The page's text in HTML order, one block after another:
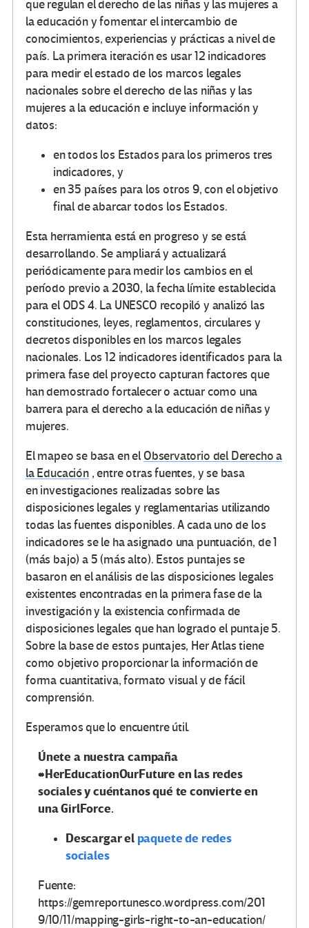
que regulan el derecho de las niñas y las mujeres a
la educación y fomentar el intercambio de
conocimientos, experiencias y prácticas a nivel de
país. La primera iteración es usar 12 indicadores
para medir el estado de los marcos legales
nacionales sobre el derecho de las niñas y las
mujeres a la educación e incluye información y
datos:
en todos los Estados para los primeros tres
indicadores, y
en 35 países para los otros 9, con el objetivo
final de abarcar todos los Estados.
Esta herramienta está en progreso y se está
desarrollando. Se ampliará y actualizará
periódicamente para medir los cambios en el
período previo a 2030, la fecha límite establecida
para el ODS 4. La UNESCO recopiló y analizó las
constituciones, leyes, reglamentos, circulares y
decretos disponibles en los marcos legales
nacionales. Los 12 indicadores identificados para la
primera fase del proyecto capturan factores que
han demostrado fortalecer o actuar como una
barrera para el derecho a la educación de niñas y
mujeres.
El mapeo se basa en elObservatorio del Derecho a
la Educación, entre otras fuentes, y se basa
en investigaciones realizadas sobre las
disposiciones legales y reglamentarias utilizando
todas las fuentes disponibles. A cada uno de los
indicadores se le ha asignado una puntuación, de 1
(más bajo) a 5 (más alto). Estos puntajes se
basaron en el análisis de las disposiciones legales
existentes encontradas en la primera fase de la
investigación y la existencia confirmada de
disposiciones legales que han logrado el puntaje 5.
Sobre la base de estos puntajes, Her Atlas tiene
como objetivo proporcionar la información de
forma cuantitativa, formato visual y de fácil
comprensión.
Esperamos que lo encuentre útil.
Únete a nuestra campaña
#HerEducationOurFuture en las redes
sociales y cuéntanos qué te convierte en
una GirlForce.
Descargar el paquete de redes
sociales
Fuente:
https://gemreportunesco.wordpress.com/201
9/10/11/mapping-girls-right-to-an-education/